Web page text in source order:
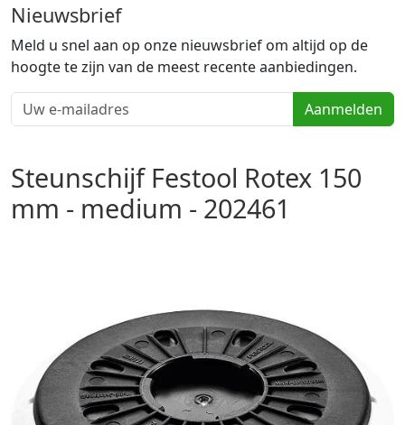
Nieuwsbrief
Meld u snel aan op onze nieuwsbrief om altijd op de
hoogte te zijn van de meest recente aanbiedingen.
Aanmelden
Steunschijf Festool Rotex 150
mm - medium - 202461